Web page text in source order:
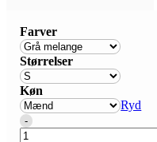
Farver
Størrelser
Køn
Ryd
Quantity
-